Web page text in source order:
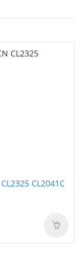
CL2041C